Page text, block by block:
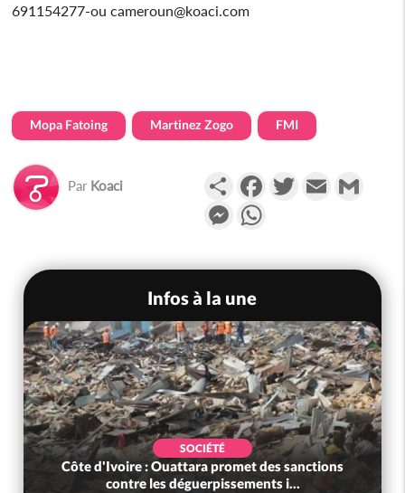
691154277-ou cameroun@koaci.com
Mopa Fatoing Martinez Zogo FMI
Par Koaci PartagerFacebookTwitterEmail
Messenger
Infos à la une
SOCIÉTÉ
Côte d'Ivoire : Ouattara promet des sanctions
contre les déguerpissements i...